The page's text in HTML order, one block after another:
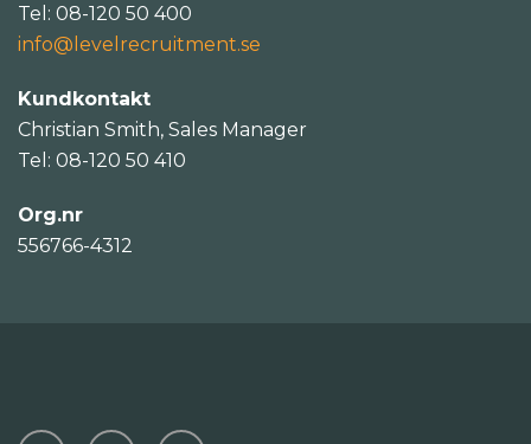
Tel: 08-120 50 400
info@levelrecruitment.se
Kundkontakt
Christian Smith, Sales Manager
Tel: 08-120 50 410
Org.nr
556766-4312